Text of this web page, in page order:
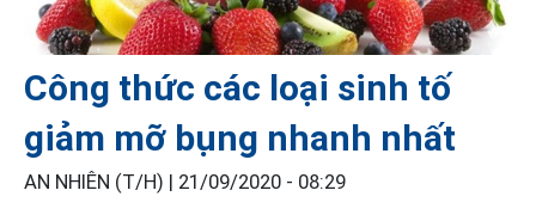
Công thức các loại sinh tố
giảm mỡ bụng nhanh nhất
AN NHIÊN (T/H) | 21/09/2020 - 08:29